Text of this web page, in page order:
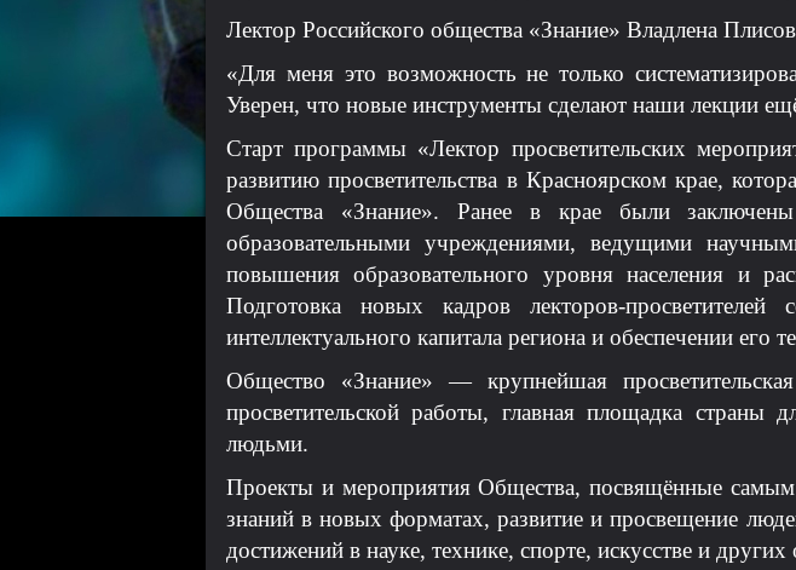
Лектор Российского общества «Знание» Владлена
«Для меня это возможность не только
Уверен, что новые инструменты сделают наши лекции
Старт программы «Лектор просветительских
развитию просветительства в Красноярском крае,
Общества «Знание». Ранее в крае были
образовательными учреждениями, ведущими
повышения образовательного уровня населения и
Подготовка новых кадров лекторов-
интеллектуального капитала региона и обеспечении его
Общество «Знание» — крупнейшая
просветительской работы, главная площадка
людьми.
Проекты и мероприятия Общества, посвящённые
знаний в новых форматах, развитие и просвещение
достижений в науке, технике, спорте, искусстве и других